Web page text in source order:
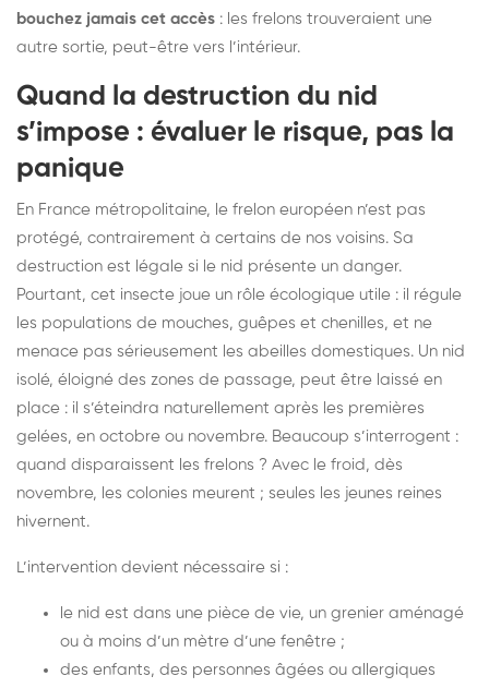
bouchez jamais cet accès : les frelons trouveraient une
autre sortie, peut-être vers l’intérieur.
Quand la destruction du nid
s’impose : évaluer le risque, pas la
panique
En France métropolitaine, le frelon européen n’est pas
protégé, contrairement à certains de nos voisins. Sa
destruction est légale si le nid présente un danger.
Pourtant, cet insecte joue un rôle écologique utile : il régule
les populations de mouches, guêpes et chenilles, et ne
menace pas sérieusement les abeilles domestiques. Un nid
isolé, éloigné des zones de passage, peut être laissé en
place : il s’éteindra naturellement après les premières
gelées, en octobre ou novembre. Beaucoup s’interrogent :
quand disparaissent les frelons ? Avec le froid, dès
novembre, les colonies meurent ; seules les jeunes reines
hivernent.
L’intervention devient nécessaire si :
le nid est dans une pièce de vie, un grenier aménagé
ou à moins d’un mètre d’une fenêtre ;
des enfants, des personnes âgées ou allergiques